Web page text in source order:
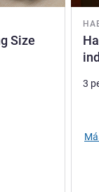
Size
3